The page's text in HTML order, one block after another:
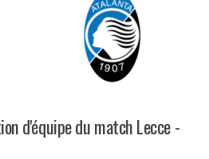
d'équipe du match Lecce -